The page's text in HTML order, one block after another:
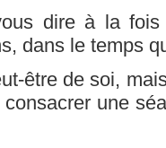
dire à la
dans le temps
être de soi,
une